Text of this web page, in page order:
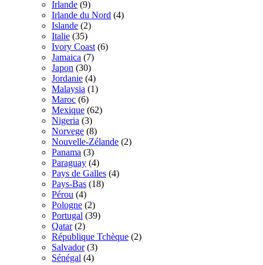
Irlande (9)
Irlande du Nord (4)
Islande (2)
Italie (35)
Ivory Coast (6)
Jamaica (7)
Japon (30)
Jordanie (4)
Malaysia (1)
Maroc (6)
Mexique (62)
Nigeria (3)
Norvege (8)
Nouvelle-Zélande (2)
Panama (3)
Paraguay (4)
Pays de Galles (4)
Pays-Bas (18)
Pérou (4)
Pologne (2)
Portugal (39)
Qatar (2)
République Tchèque (2)
Salvador (3)
Sénégal (4)